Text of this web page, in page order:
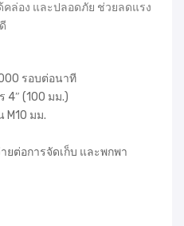
ล่อง และปลอดภัย ช่วยลดแรง
รอบต่อนาที
4″ (100 มม.)
M10 มม.
ยต่อการจัดเก็บ และพกพา